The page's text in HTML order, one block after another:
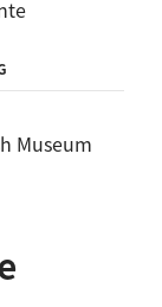
Museum